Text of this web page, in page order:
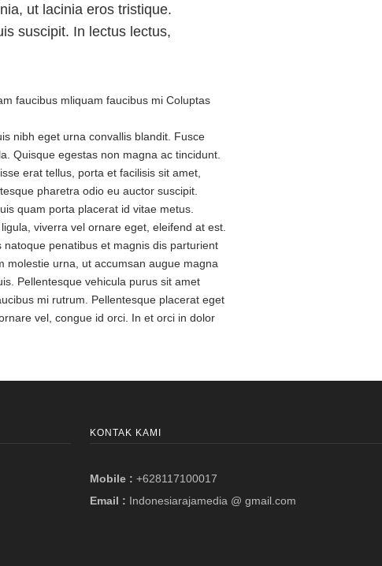
ut lacinia eros tristique.
suscipit. In lectus lectus,
faucibus mliquam faucibus mi Coluptas
nibh eget urna convallis blandit. Fusce
Quisque egestas non magna ac tincidunt.
erat tellus, porta et facilisis sit amet,
pharetra odio eu auctor suscipit.
quam porta placerat id vitae metus.
viverra vel ornare eget, eleifend at est.
penatibus et magnis dis parturient
molestie urna, ut accumsan augue magna
Pellentesque vehicula purus sit amet
mi rutrum. Pellentesque placerat eget
vel, congue id orci. In et orci in dolor
KONTAK KAMI
Mobile : +628117100017
Email : Indonesiarajamedia @ gmail.com